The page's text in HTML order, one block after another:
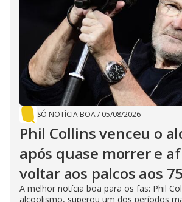
SÓ NOTÍCIA BOA/ 05/08/2026
Phil Collins venceu o
após quase morrer e
voltar aos palcos aos
A melhor notícia boa para os fãs: Phil
alcoolismo, superou um dos períodos